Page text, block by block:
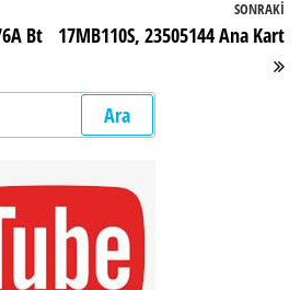
Bt
SONRAKI
17MB110S, 23505144 Ana Kart